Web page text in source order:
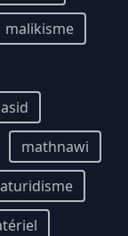
malikisme
mathnawi